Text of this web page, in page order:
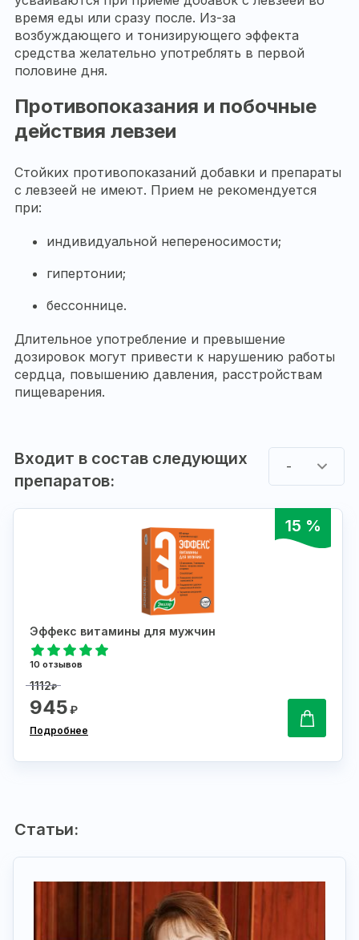
время еды или сразу после. Из-за
возбуждающего и тонизирующего эффекта
средства желательно употреблять в первой
половине дня.
Противопоказания и побочные
действия левзеи
Стойких противопоказаний добавки и препараты
с левзеей не имеют. Прием не рекомендуется
при:
индивидуальной непереносимости;
гипертонии;
бессоннице.
Длительное употребление и превышение
дозировок могут привести к нарушению работы
сердца, повышению давления, расстройствам
пищеварения.
Входит в состав следующих
препаратов:
-
15 %
Эффекс витамины для мужчин
10 отзывов
1112₽
945₽
Подробнее
Статьи: